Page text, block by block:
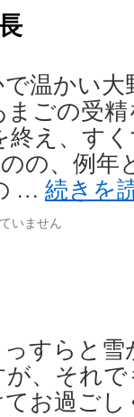
温かい
ごの受
終え、す
の、例年
… 続きを
いません
すらと
、それ
お過ご